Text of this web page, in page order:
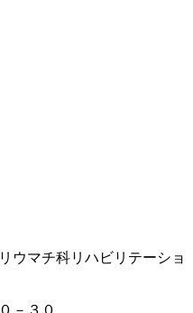
リウマチ科リハビリテーショ
－３０